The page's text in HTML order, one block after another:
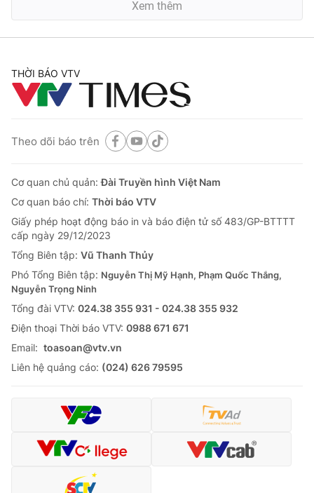
Xem thêm
THỜI BÁO VTV
Theo dõi báo trên
Cơ quan chủ quản:Đài Truyền hình Việt Nam
Cơ quan báo chí: Thời báo VTV
Giấy phép hoạt động báo in và báo điện tử số 483/GP-BTTTT
cấp ngày 29/12/2023
Tổng Biên tập: Vũ Thanh Thủy
Phó Tổng Biên tập: Nguyễn Thị Mỹ Hạnh, Phạm Quốc Thắng,
Nguyễn Trọng Ninh
Tổng đài VTV: 024.38 355 931 - 024.38 355 932
Ðiện thoại Thời báo VTV: 0988 671 671
Email: toasoan@vtv.vn
Liên hệ quảng cáo: (024) 626 79595